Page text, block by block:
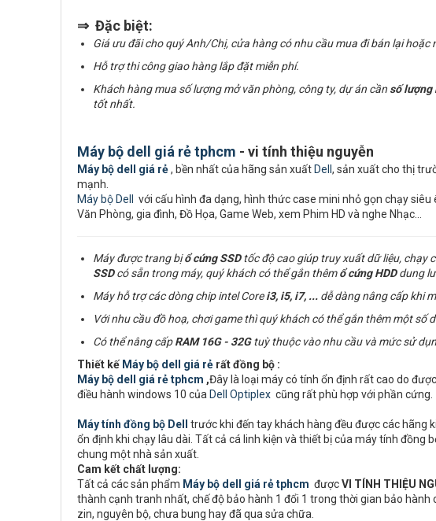
⇒ Đặc biệt:
Giá ưu đãi cho quý Anh/Chị, cửa hàng có nhu cầu mua đi bán lại hoặc
Hỗ trợ thi công giao hàng lắp đặt miễn phí.
Khách hàng mua số lượng mở văn phòng, công ty, dự án cần số lượng
tốt nhất.
Máy bộ dell giá rẻ tphcm - vi tính thiệu nguyễn
Máy bộ dell giá rẻ, bền nhất của hãng sản xuất Dell , sản xuất cho thị
mạnh.
Máy bộ Dell
với cấu hình đa dạng, hình thức case mini nhỏ gọn chạy
Văn Phòng, gia đình, Đồ Họa, Game Web, xem Phim HD và nghe Nhạc…
Máy được trang bịổ cứng SSDtốc độ cao giúp truy xuất dữ liệu, chạy
SSDcó sẵn trong máy, quý khách có thể gắn thêmổ cứng HDDdung
Máy hỗ trợ các dòng chip intel Corei3, i5, i7, ... dễ dàng nâng cấp khi
Với nhu cầu đồ hoạ, chơi game thì quý khách có thể gắn thêm một số
Có thể nâng cấpRAM 16G - 32Gtuỳ thuộc vào nhu cầu và mức sử
Thiết kế Máy bộ dell giá rẻ rất đồng bộ :
Máy bộ dell giá rẻ tphcm ,Đây là loại máy có tính ổn định rất cao do
điều hành windows 10 của Dell Optiplex cũng rất phù hợp với phần cứng.
Máy tính đồng bộ Dell
trước khi đến tay khách hàng đều được các hãng
ổn định khi chạy lâu dài. Tất cả cá linh kiện và thiết bị của máy tính đồng
chung một nhà sản xuất.
Cam kết chất lượng:
Tất cả các sản phẩm Máy bộ dell giá rẻ tphcm đượcVI TÍNH THIỆU
thành cạnh tranh nhất, chế độ bảo hành 1 đổi 1 trong thời gian bảo
zin, nguyên bộ, chưa bung hay đã qua sửa chữa.